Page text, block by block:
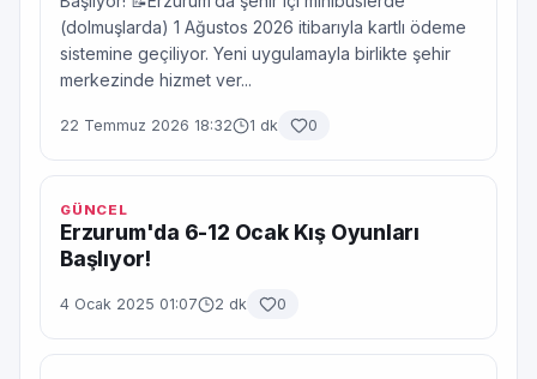
(dolmuşlarda) 1 Ağustos 2026 itibarıyla kartlı ödeme
sistemine geçiliyor. Yeni uygulamayla birlikte şehir
merkezinde hizmet ver...
22 Temmuz 2026 18:32 1 dk 0
GÜNCEL
Erzurum'da 6-12 Ocak Kış Oyunları
Başlıyor!
4 Ocak 2025 01:07 2 dk 0